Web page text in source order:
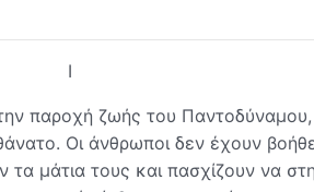
I
παροχή ζωής του Παντοδύναμου,
Οι άνθρωποι δεν έχουν
τα μάτια τους και πασχίζουν να